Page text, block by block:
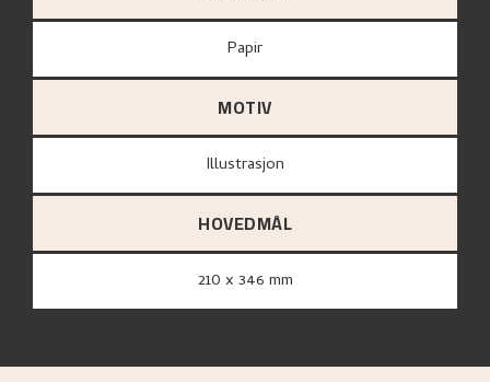
papir
MOTIV
Illustrasjon
HOVEDMÅL
210 x 346 mm